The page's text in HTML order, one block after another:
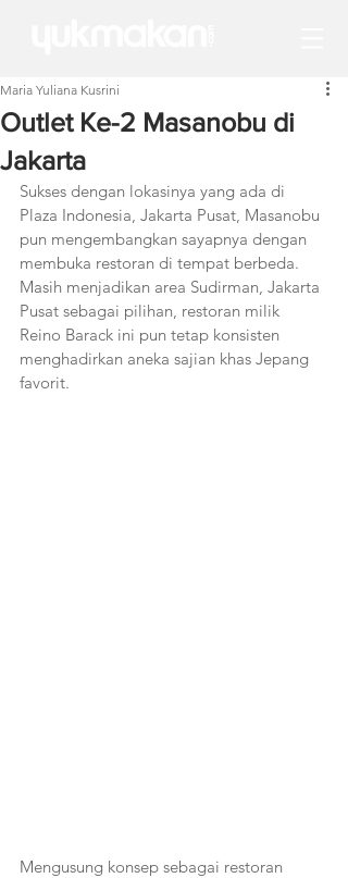
Outlet Ke-2 Masanobu di
Jakarta
Maria Yuliana Kusrini
Sukses dengan lokasinya yang ada di
Plaza Indonesia, Jakarta Pusat, Masanobu
pun mengembangkan sayapnya dengan
membuka restoran di tempat berbeda.
Masih menjadikan area Sudirman, Jakarta
Pusat sebagai pilihan, restoran milik
Reino Barack ini pun tetap konsisten
menghadirkan aneka sajian khas Jepang
favorit.
Mengusung konsep sebagai restoran